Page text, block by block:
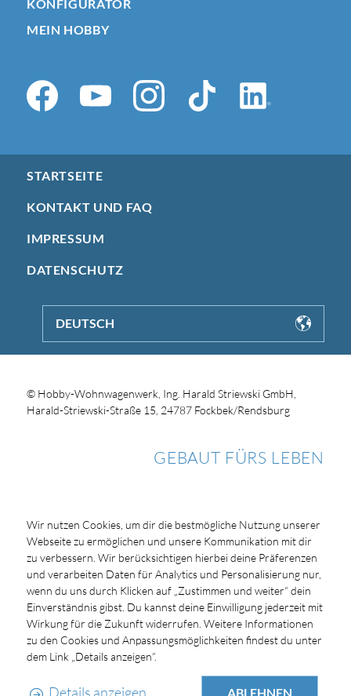
KONFIGURATOR
MEIN HOBBY
STARTSEITE
KONTAKT UND FAQ
IMPRESSUM
DATENSCHUTZ
DEUTSCH
© Hobby-Wohnwagenwerk, Ing. Harald Striewski GmbH,
Harald-Striewski-Straße 15, 24787 Fockbek/Rendsburg
GEBAUT FÜRS LEBEN
Wir nutzen Cookies, um dir die bestmögliche Nutzung unserer
Webseite zu ermöglichen und unsere Kommunikation mit dir
zu verbessern. Wir berücksichtigen hierbei deine Präferenzen
und verarbeiten Daten für Analytics und Personalisierung nur,
wenn du uns durch Klicken auf „Zustimmen und weiter“ dein
Einverständnis gibst. Du kannst deine Einwilligung jederzeit mit
Wirkung für die Zukunft widerrufen. Weitere Informationen
zu den Cookies und Anpassungsmöglichkeiten findest du unter
dem Link „Details anzeigen“.
Details anzeigen ABLEHNEN